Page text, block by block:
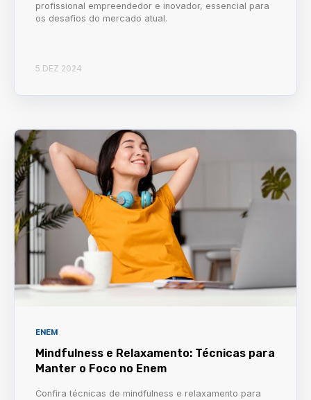
profissional empreendedor e inovador, essencial para
os desafios do mercado atual.
5 DEZ 2024
ENEM
Mindfulness e Relaxamento: Técnicas para
Manter o Foco no Enem
Confira técnicas de mindfulness e relaxamento para